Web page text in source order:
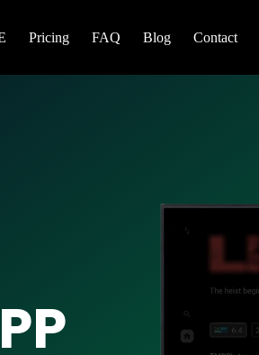
Pricing FAQ Blog Contact